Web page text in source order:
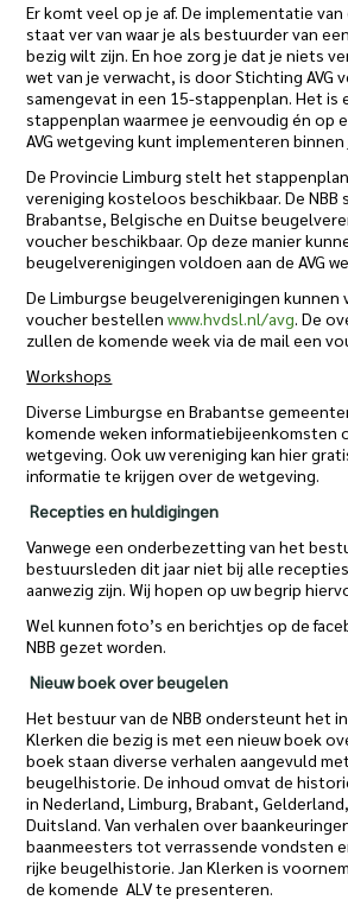
Er komt veel op je af. De implementatie
staat ver van waar je als bestuurder van
bezig wilt zijn. En hoe zorg je dat je niets
wet van je verwacht, is door Stichting AVG
samengevat in een 15-stappenplan. Het is
stappenplan waarmee je eenvoudig én op
AVG wetgeving kunt implementeren
De Provincie Limburg stelt het
vereniging kosteloos beschikbaar. De
Brabantse, Belgische en Duitse
voucher beschikbaar. Op deze manier
beugelverenigingen voldoen aan de AVG
De Limburgse beugelverenigingen kunnen
voucher bestellenwww.hvdsl.nl/avg. De
zullen de komende week via de mail een
Workshops
Diverse Limburgse en Brabantse
komende weken informatiebijeenkomsten
wetgeving. Ook uw vereniging kan hier
informatie te krijgen over de wetgeving.
Recepties en huldigingen
Vanwege een onderbezetting van het
bestuursleden dit jaar niet bij alle
aanwezig zijn. Wij hopen op uw begrip
Wel kunnen foto’s en berichtjes op de
NBB gezet worden.
Nieuw boek over beugelen
Het bestuur van de NBB ondersteunt het
Klerken die bezig is met een nieuw boek
boek staan diverse verhalen aangevuld
beugelhistorie. De inhoud omvat de
in Nederland, Limburg, Brabant,
Duitsland. Van verhalen over
baanmeesters tot verrassende vondsten
rijke beugelhistorie. Jan Klerken is
de komende ALV te presenteren.